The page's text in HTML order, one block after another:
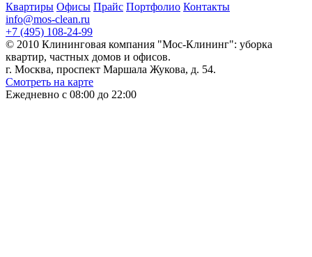
Квартиры Офисы Прайс Портфолио Контакты
info@mos-clean.ru
+7 (495) 108-24-99
© 2010 Клининговая компания "Мос-Клининг": уборка
квартир, частных домов и офисов.
г. Москва, проспект Маршала Жукова, д. 54.
Смотреть на карте
Ежедневно с 08:00 до 22:00